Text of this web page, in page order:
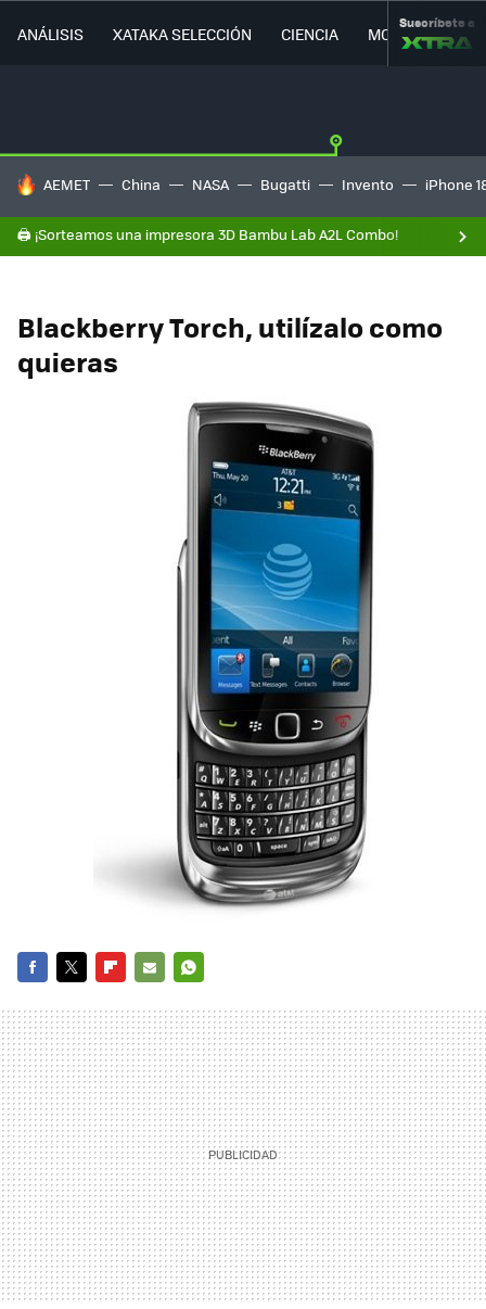
ANÁLISIS XATAKA SELECCIÓN CIENCIA MOVILIDAD
Suscríbete a
HOY SE HABLA DE
AEMET China NASA Bugatti Invento iPhone
🖨️ ¡Sorteamos una impresora 3D Bambu Lab A2L Combo!
Blackberry Torch, utilízalo como
quieras
MAIL